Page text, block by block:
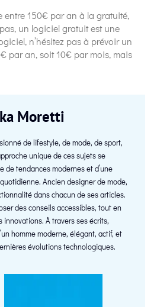
entre 150€ par an à la gratuité,
un logiciel gratuit est une
n’hésitez pas à prévoir un
par an, soit 10€ par mois, mais
Moretti
de lifestyle, de mode, de sport,
unique de ces sujets se
de tendances modernes et d’une
Ancien designer de mode,
dans chacun de ses articles.
des conseils accessibles, tout en
innovations. À travers ses écrits,
homme moderne, élégant, actif, et
évolutions technologiques.